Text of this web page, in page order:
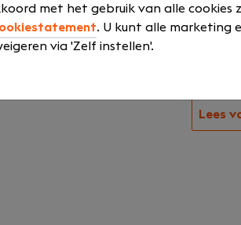
Functioneert als signalerende
Ondersteunt relatiebeheerders bij
Draagt actief adviesonderwerpen
Signaleert en initieert
Lees
met het gebruik van alle cookies
. U kunt alle marketing
via 'Zelf instellen'.